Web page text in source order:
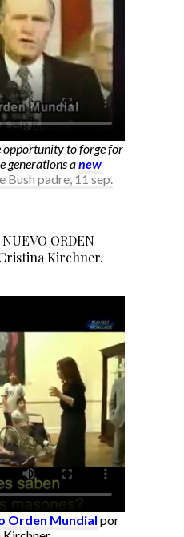
opportunity to forge for
generations anew
Bush padre, 11 sep.
ORDEN
Kirchner.
Orden Mundial por